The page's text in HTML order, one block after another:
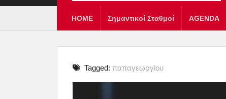
HOME Σημαντικοί Σταθμοί AGENDA
Tagged: παπαγεωργίου